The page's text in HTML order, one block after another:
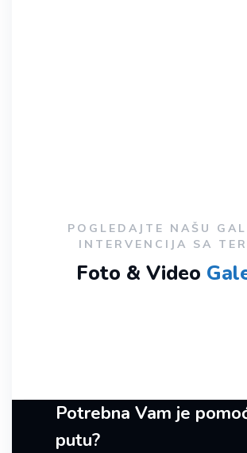
POGLEDAJTE NAŠU
INTERVENCIJA SA
Foto & Video
Potrebna Vam je
putu?